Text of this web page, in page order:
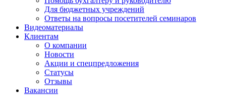
Для бюджетных учреждений
Ответы на вопросы посетителей семинаров
Видеоматериалы
Клиентам
О компании
Новости
Акции и спецпредложения
Статусы
Отзывы
Вакансии